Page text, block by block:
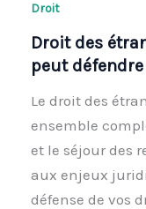
Droit
Droit des
peut
Le droit des
ensemble
et le séjour des
aux enjeux
défense de vos